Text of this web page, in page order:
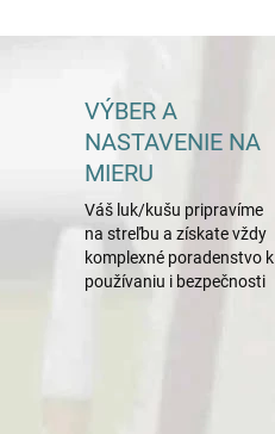
VÝBER A
NASTAVENIE NA
MIERU
Váš luk/kušu pripravíme
na streľbu a získate vždy
komplexné poradenstvo k
používaniu i bezpečnosti